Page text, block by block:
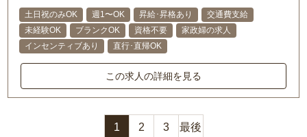
土日祝のみOK 週1〜OK 昇給･昇格あり
交通費支給
未経験OK
ブランクOK 資格不要
家政婦の求人
インセンティブあり
直行･直帰OK
この求人の詳細を見る
1 2 3 最後